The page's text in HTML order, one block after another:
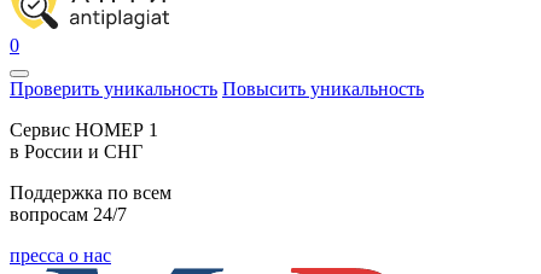
0
Проверить уникальность Повысить уникальность
Cервис НОМЕР 1
в России и СНГ
Поддержка по всем
вопросам 24/7
пресса о нас